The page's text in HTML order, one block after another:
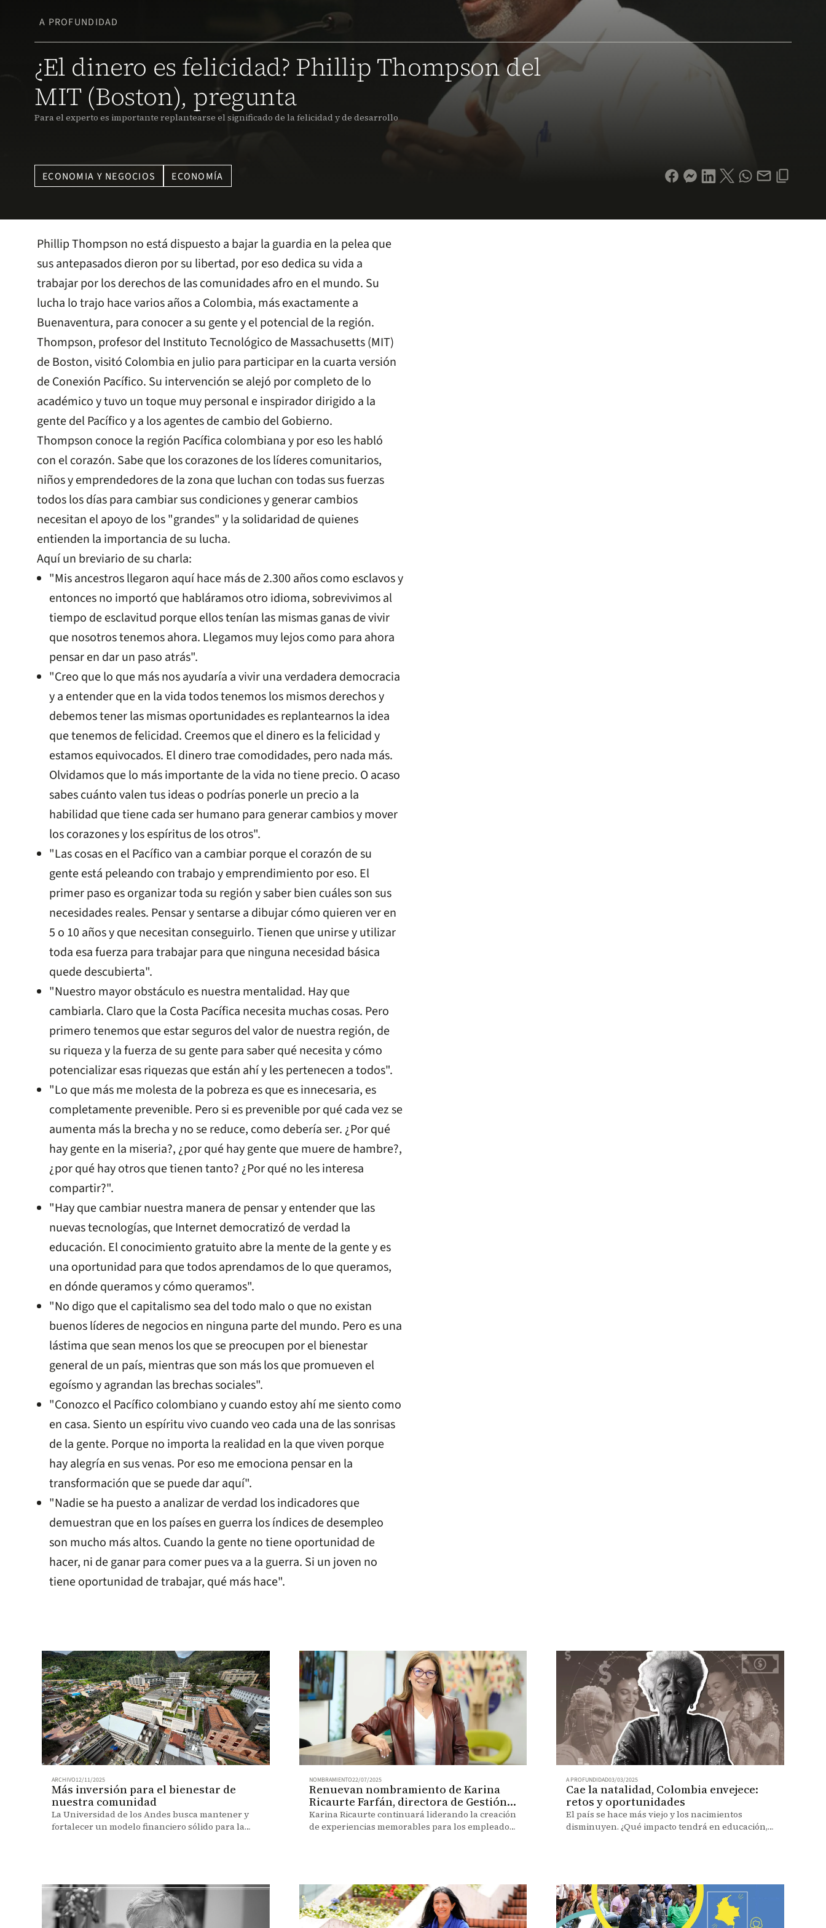
A PROFUNDIDAD
¿El dinero es felicidad? Phillip Thompson del
MIT (Boston), pregunta
Para el experto es importante replantearse el significado de la felicidad y de desarrollo
ECONOMIA Y NEGOCIOS ECONOMÍA
Phillip Thompson no está dispuesto a bajar la guardia en la pelea que
sus antepasados dieron por su libertad, por eso dedica su vida a
trabajar por los derechos de las comunidades afro en el mundo. Su
lucha lo trajo hace varios años a Colombia, más exactamente a
Buenaventura, para conocer a su gente y el potencial de la región.
Thompson, profesor del Instituto Tecnológico de Massachusetts (MIT)
de Boston, visitó Colombia en julio para participar en la cuarta versión
de Conexión Pacífico. Su intervención se alejó por completo de lo
académico y tuvo un toque muy personal e inspirador dirigido a la
gente del Pacífico y a los agentes de cambio del Gobierno.
Thompson conoce la región Pacífica colombiana y por eso les habló
con el corazón. Sabe que los corazones de los líderes comunitarios,
niños y emprendedores de la zona que luchan con todas sus fuerzas
todos los días para cambiar sus condiciones y generar cambios
necesitan el apoyo de los "grandes" y la solidaridad de quienes
entienden la importancia de su lucha.
Aquí un breviario de su charla:
"Mis ancestros llegaron aquí hace más de 2.300 años como esclavos y
entonces no importó que habláramos otro idioma, sobrevivimos al
tiempo de esclavitud porque ellos tenían las mismas ganas de vivir
que nosotros tenemos ahora. Llegamos muy lejos como para ahora
pensar en dar un paso atrás".
"Creo que lo que más nos ayudaría a vivir una verdadera democracia
y a entender que en la vida todos tenemos los mismos derechos y
debemos tener las mismas oportunidades es replantearnos la idea
que tenemos de felicidad. Creemos que el dinero es la felicidad y
estamos equivocados. El dinero trae comodidades, pero nada más.
Olvidamos que lo más importante de la vida no tiene precio. O acaso
sabes cuánto valen tus ideas o podrías ponerle un precio a la
habilidad que tiene cada ser humano para generar cambios y mover
los corazones y los espíritus de los otros".
"Las cosas en el Pacífico van a cambiar porque el corazón de su
gente está peleando con trabajo y emprendimiento por eso. El
primer paso es organizar toda su región y saber bien cuáles son sus
necesidades reales. Pensar y sentarse a dibujar cómo quieren ver en
5 o 10 años y que necesitan conseguirlo. Tienen que unirse y utilizar
toda esa fuerza para trabajar para que ninguna necesidad básica
quede descubierta".
"Nuestro mayor obstáculo es nuestra mentalidad. Hay que
cambiarla. Claro que la Costa Pacífica necesita muchas cosas. Pero
primero tenemos que estar seguros del valor de nuestra región, de
su riqueza y la fuerza de su gente para saber qué necesita y cómo
potencializar esas riquezas que están ahí y les pertenecen a todos".
"Lo que más me molesta de la pobreza es que es innecesaria, es
completamente prevenible. Pero si es prevenible por qué cada vez se
aumenta más la brecha y no se reduce, como debería ser. ¿Por qué
hay gente en la miseria?, ¿por qué hay gente que muere de hambre?,
¿por qué hay otros que tienen tanto? ¿Por qué no les interesa
compartir?".
"Hay que cambiar nuestra manera de pensar y entender que las
nuevas tecnologías, que Internet democratizó de verdad la
educación. El conocimiento gratuito abre la mente de la gente y es
una oportunidad para que todos aprendamos de lo que queramos,
en dónde queramos y cómo queramos".
"No digo que el capitalismo sea del todo malo o que no existan
buenos líderes de negocios en ninguna parte del mundo. Pero es una
lástima que sean menos los que se preocupen por el bienestar
general de un país, mientras que son más los que promueven el
egoísmo y agrandan las brechas sociales".
"Conozco el Pacífico colombiano y cuando estoy ahí me siento como
en casa. Siento un espíritu vivo cuando veo cada una de las sonrisas
de la gente. Porque no importa la realidad en la que viven porque
hay alegría en sus venas. Por eso me emociona pensar en la
transformación que se puede dar aquí".
"Nadie se ha puesto a analizar de verdad los indicadores que
demuestran que en los países en guerra los índices de desempleo
son mucho más altos. Cuando la gente no tiene oportunidad de
hacer, ni de ganar para comer pues va a la guerra. Si un joven no
tiene oportunidad de trabajar, qué más hace".
ARCHIVO12/11/2025
Más inversión para el bienestar de
nuestra comunidad
La Universidad de los Andes busca mantener y
fortalecer un modelo financiero sólido para la
NOMBRAMIENTO22/07/2025
Renuevan nombramiento de Karina
Ricaurte Farfán, directora de Gestión
Humana y Desarrollo Organizacional
Karina Ricaurte continuará liderando la creación
de experiencias memorables para los empleados
A PROFUNDIDAD03/03/2025
Cae la natalidad, Colombia envejece:
retos y oportunidades
El país se hace más viejo y los nacimientos
disminuyen. ¿Qué impacto tendrá en educación,